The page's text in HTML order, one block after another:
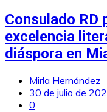
Consulado RD
excelencia
diáspora en
Mirla Hernández
30 de julio de
0